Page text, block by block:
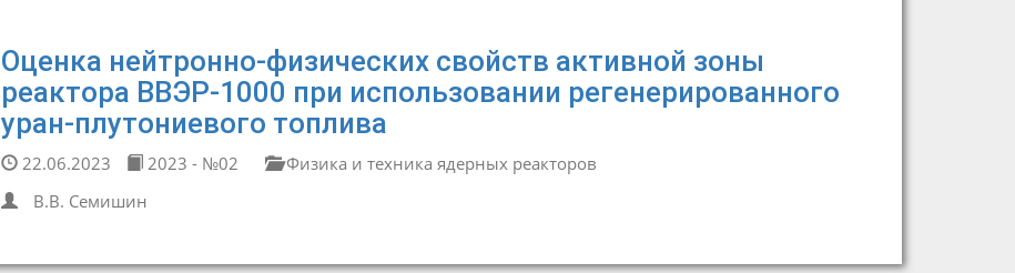
Оценка нейтронно-физических свойств активной зоны
реактора ВВЭР-1000 при использовании регенерированного
уран-плутониевого топлива
22.06.2023 2023 - №02
Физика и техника ядерных реакторов
В.В. Семишин